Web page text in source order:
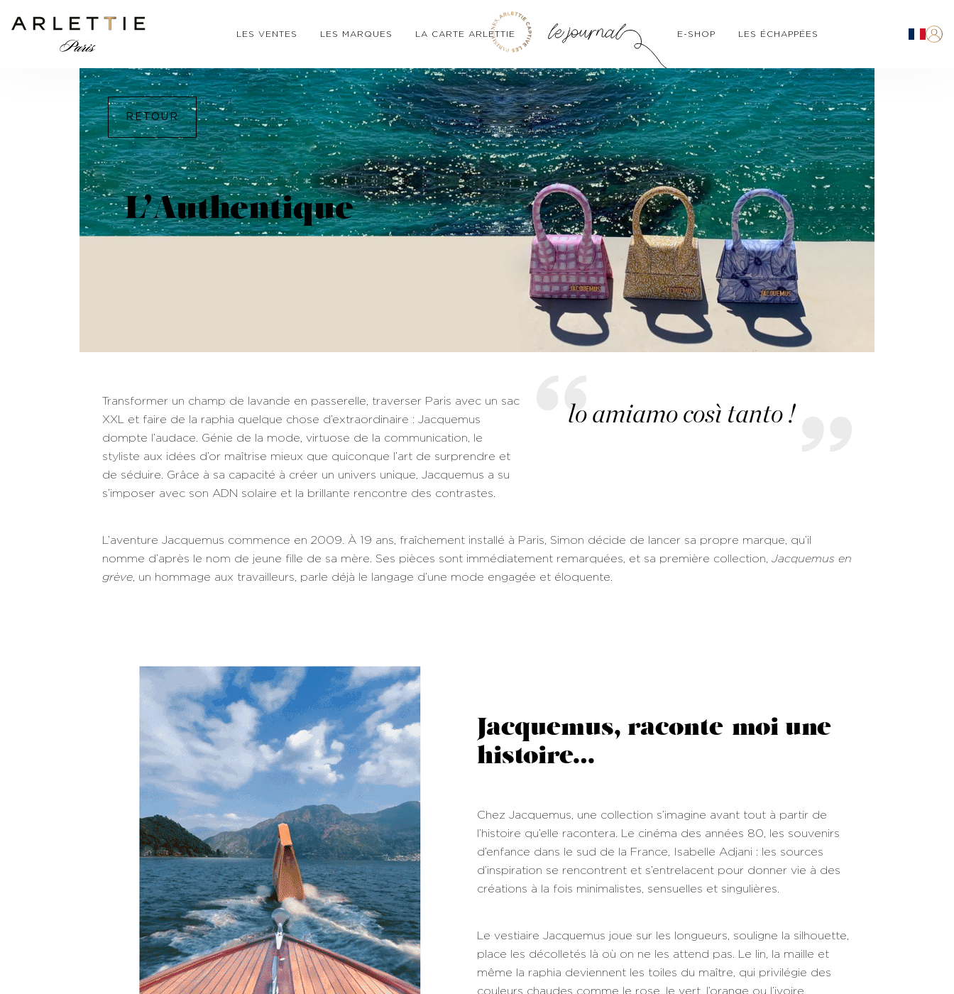
LES VENTES LES MARQUES LA CARTE ARLETTIE E-SHOP LES ÉCHAPPÉES
RETOUR
L’Authentique
lo amiamo così tanto !
Transformer un champ de lavande en passerelle, traverser Paris avec un sac
XXL et faire de la raphia quelque chose d’extraordinaire : Jacquemus
dompte l’audace. Génie de la mode, virtuose de la communication, le
styliste aux idées d’or maîtrise mieux que quiconque l’art de surprendre et
de séduire. Grâce à sa capacité à créer un univers unique, Jacquemus a su
s’imposer avec son ADN solaire et la brillante rencontre des contrastes.
L’aventure Jacquemus commence en 2009. À 19 ans, fraîchement installé à Paris, Simon décide de lancer sa propre marque, qu’il
nomme d’après le nom de jeune fille de sa mère. Ses pièces sont immédiatement remarquées, et sa première collection, Jacquemus en
grève , un hommage aux travailleurs, parle déjà le langage d’une mode engagée et éloquente.
Jacquemus, raconte-moi une
histoire…
Chez Jacquemus, une collection s’imagine avant tout à partir de
l’histoire qu’elle racontera. Le cinéma des années 80, les souvenirs
d’enfance dans le sud de la France, Isabelle Adjani : les sources
d’inspiration se rencontrent et s’entrelacent pour donner vie à des
créations à la fois minimalistes, sensuelles et singulières.
Le vestiaire Jacquemus joue sur les longueurs, souligne la silhouette,
place les décolletés là où on ne les attend pas. Le lin, la maille et
même la raphia deviennent les toiles du maître, qui privilégie des
couleurs chaudes comme le rose, le vert, l’orange ou l’ivoire.